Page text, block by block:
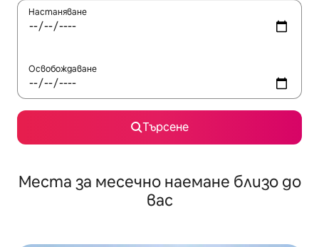
Настаняване
Освобождаване
Търсене
Места за месечно наемане близо до
вас